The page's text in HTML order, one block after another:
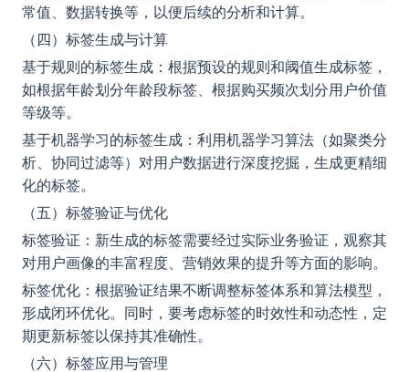
常值、数据转换等，以便后续的分析和计算。
（四）标签生成与计算
基于规则的标签生成：根据预设的规则和阈值生成标签，
如根据年龄划分年龄段标签、根据购买频次划分用户价值
等级等。
基于机器学习的标签生成：利用机器学习算法（如聚类分
析、协同过滤等）对用户数据进行深度挖掘，生成更精细
化的标签。
（五）标签验证与优化
标签验证：新生成的标签需要经过实际业务验证，观察其
对用户画像的丰富程度、营销效果的提升等方面的影响。
标签优化：根据验证结果不断调整标签体系和算法模型，
形成闭环优化。同时，要考虑标签的时效性和动态性，定
期更新标签以保持其准确性。
（六）标签应用与管理